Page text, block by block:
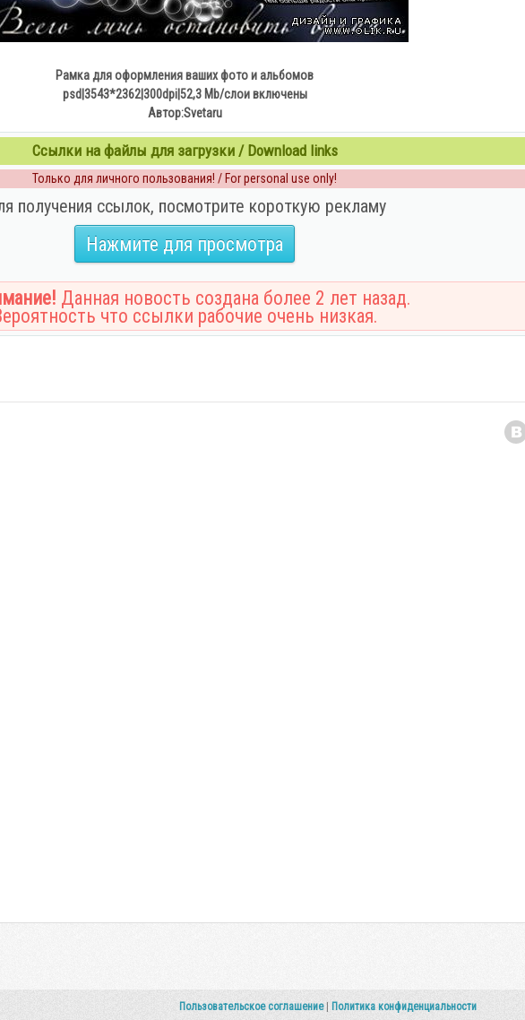
Рамка для оформления ваших фото и альбомов
psd|3543*2362|300dpi|52,3 Mb/слои включены
Автор:Svetaru
Ссылки на файлы для загрузки / Download links
Только для личного пользования! / For personal use only!
получения ссылок, посмотрите короткую рекламу
Нажмите для просмотра
Данная новость создана более 2 лет назад.
что ссылки рабочие очень низкая.
Пользовательское соглашение Политика конфиденциальности